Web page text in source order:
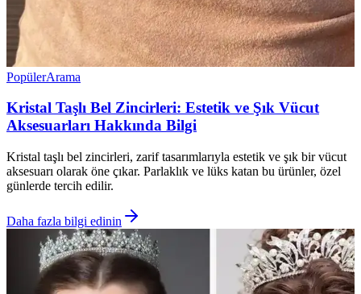
PopülerArama
Kristal Taşlı Bel Zincirleri: Estetik ve Şık Vücut
Aksesuarları Hakkında Bilgi
Kristal taşlı bel zincirleri, zarif tasarımlarıyla estetik ve şık bir vücut
aksesuarı olarak öne çıkar. Parlaklık ve lüks katan bu ürünler, özel
günlerde tercih edilir.
Daha fazla bilgi edinin